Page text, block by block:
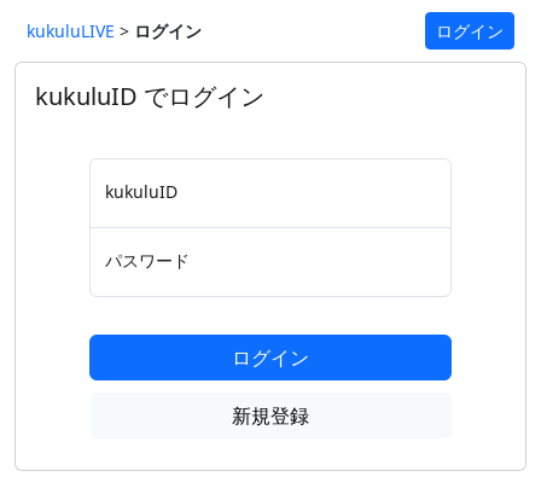
kukuluLIVE > ログイン ログイン
kukuluID でログイン
kukuluID
パスワード
ログイン
新規登録